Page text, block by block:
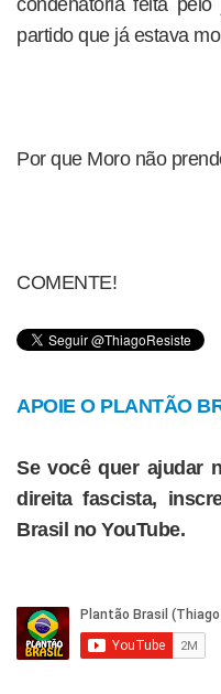
partido que já estava
Por que Moro não
COMENTE!
APOIE O PLANTÃO
Se você quer ajudar
direita fascista,
Brasil no YouTube.